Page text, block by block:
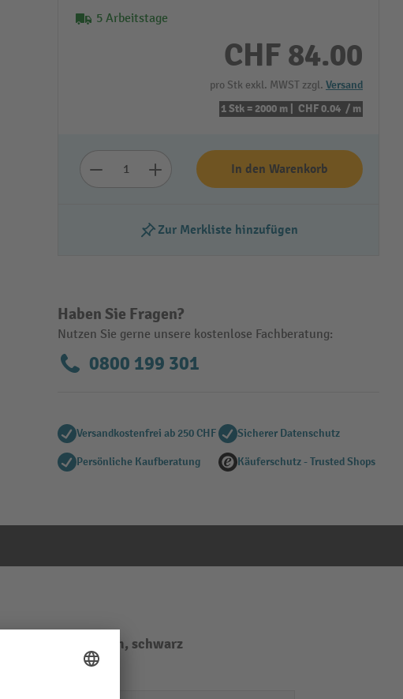
5 Arbeitstage
CHF 84.00
pro Stk exkl. MWST zzgl. Versand
1 Stk = 2000 m | CHF 0.04 / m
In den Warenkorb
Zur Merkliste hinzufügen
Haben Sie Fragen?
Nutzen Sie gerne unsere kostenlose Fachberatung:
0800 199 301
Versandkostenfrei ab 250 CHF Sicherer Datenschutz
Persönliche Kaufberatung Käuferschutz - Trusted Shops
Stärke 0,58 mm, schwarz